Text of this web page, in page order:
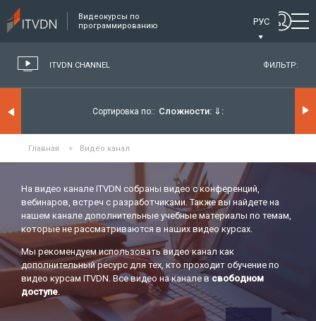
Видеокурсы по
программированию
РУС
ITVDN CHANNEL ФИЛЬТР:
Сортировка по: Сложности: ⇓
Главная > Видео канал
На видео канале ITVDN собраны видео с конференций,
вебинаров, встреч с разработчиками. Также вы найдете на
нашем канале дополнительные учебные материалы по темам,
которые не рассматриваются в наших видео курсах.
Мы рекомендуем использовать видео канал как
дополнительный ресурс для тех, кто проходит обучение по
видео курсам ITVDN. Все видео на канале всвободном
доступе.